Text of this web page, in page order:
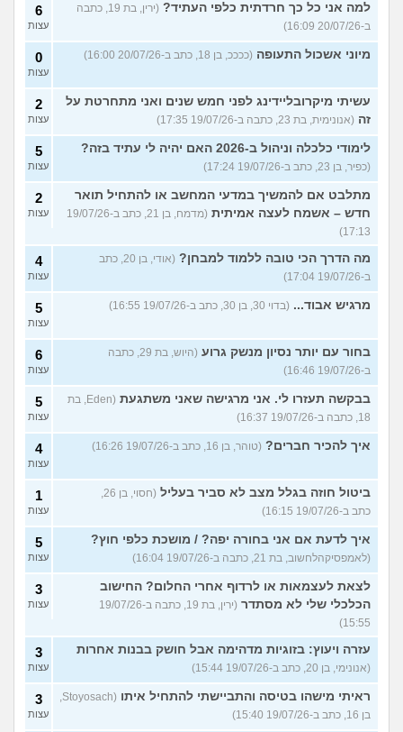
למה אני כל כך חרדתית כלפי העתיד?
(ירין, בת 19, כתבה
ב-20/07/26 16:09)
6
עצות
מיוני אשכול התעופה (ככככ, בן 18, כתב ב-20/07/26 16:00) 0
עצות
עשיתי מיקרובליידינג לפני חמש שנים ואני מתחרטת על
זה (אנונימית, בת 23, כתבה ב-19/07/26 17:35)
2
עצות
לימודי כלכלה וניהול ב-2026 האם יהיה לי עתיד בזה?
(כפיר, בן 23, כתב ב-19/07/26 17:24)
5
עצות
מתלבט אם להמשיך במדעי המחשב או להתחיל תואר
חדש – אשמח לעצה אמיתית
(מדמח, בן 21, כתב ב-19/07/26
17:13)
2
עצות
מה הדרך הכי טובה ללמוד למבחן?
(אודי, בן 20, כתב
ב-19/07/26 17:04)
4
עצות
מרגיש אבוד... (בדוי 30, בן 30, כתב ב-19/07/26 16:55) 5
עצות
בחור עם יותר נסיון מנשק גרוע
(היוש, בת 29, כתבה
ב-19/07/26 16:46)
6
עצות
בבקשה תעזרו לי. אני מרגישה שאני משתגעת
(Eden, בת
18, כתבה ב-19/07/26 16:37)
5
עצות
איך להכיר חברים? (טוהר, בן 16, כתב ב-19/07/26 16:26) 4
עצות
ביטול חוזה בגלל מצב לא סביר בעליל
(חסוי, בן 26,
כתב ב-19/07/26 16:15)
1
עצות
איך לדעת אם אני בחורה יפה? / מושכת כלפי חוץ?
(לאמפסיקהלחשוב, בת 21, כתבה ב-19/07/26 16:04)
5
עצות
לצאת לעצמאות או לרדוף אחרי החלום? החישוב
הכלכלי שלי לא מסתדר
(ירין, בת 19, כתבה ב-19/07/26
15:55)
3
עצות
עזרה ויעוץ: בזוגיות מדהימה אבל חושק בבנות אחרות
(אנונימי, בן 20, כתב ב-19/07/26 15:44)
3
עצות
ראיתי מישהו בטיסה והתביישתי להתחיל איתו
(Stoyosach,
בן 16, כתב ב-19/07/26 15:40)
3
עצות